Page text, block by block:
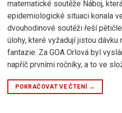
matematické soutěže Náboj,
epidemiologické situaci konala
dvouhodinové soutěži řeší
úlohy, které vyžadují jistou dávku
fantazie. Za GOA Orlová byl
napříč prvními ročníky, a to ve
POKRAČOVAT VE ČTENÍ →